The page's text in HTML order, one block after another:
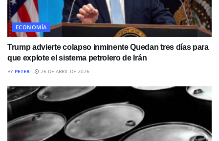
ECONOMÍA
Trump advierte colapso inminente Quedan tres días para
que explote el sistema petrolero de Irán
BY PETER 26 DE ABRIL DE 2026